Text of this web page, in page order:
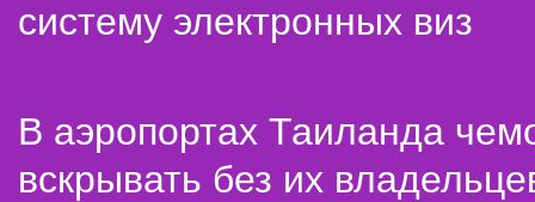
систему электронных виз
В аэропортах Таиланда
вскрывать без их